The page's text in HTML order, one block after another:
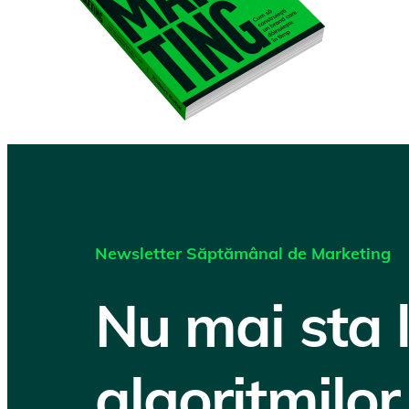
Newsletter Săptămânal de Marketing
Nu mai sta